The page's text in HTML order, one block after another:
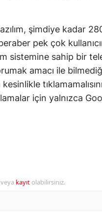
şimdiye kadar
pek çok
sistemine sahip bir
amacı ile
için yalnızca
kayıt olabilirsiniz.